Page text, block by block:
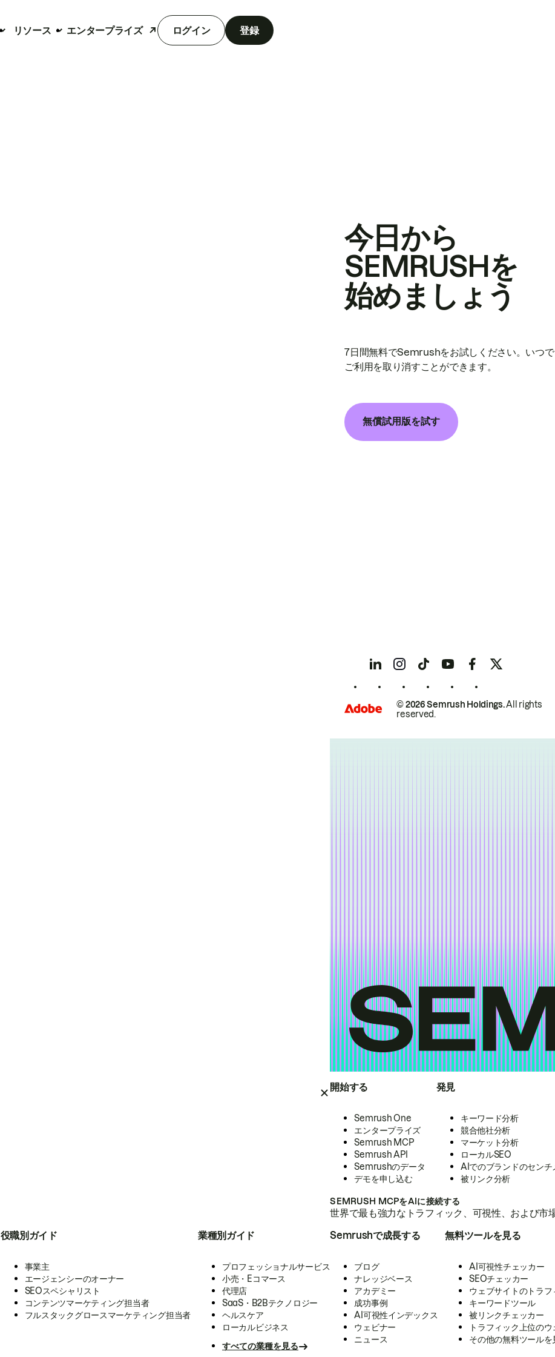
リソース エンタープライズ ログイン 登録
開始する
Semrush One
エンタープライズ
Semrush MCP
Semrush API
Semrushのデータ
デモを申し込む
発見
キーワード分析
競合他社分析
マーケット分析
ローカルSEO
AIでのブランドのセンチ
被リンク分析
SEMRUSH MCPをAIに接続する
世界で最も強力なトラフィック、可視性、および
役職別ガイド
事業主
エージェンシーのオーナー
SEOスペシャリスト
コンテンツマーケティング担当者
フルスタックグロースマーケティング担当者
業種別ガイド
プロフェッショナルサービス
小売・Eコマース
代理店
SaaS・B2Bテクノロジー
ヘルスケア
ローカルビジネス
すべての業種を見る
Semrushで成長する
ブログ
ナレッジベース
アカデミー
成功事例
AI可視性インデックス
ウェビナー
ニュース
無料ツールを見る
AI可視性チェッカー
SEOチェッカー
ウェブサイトのトラ
キーワードツール
被リンクチェッカー
トラフィック上位の
その他の無料ツールを
今日から
SEMRUSHを
始めましょう
7日間無料でSemrushをお試しください。いつ
ご利用を取り消すことができます。
無償試用版を試す
© 2026 Semrush Holdings.All rights
reserved.